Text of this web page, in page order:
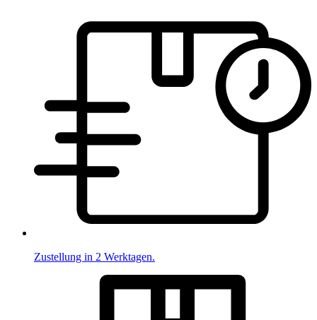
Zustellung in 2 Werktagen.